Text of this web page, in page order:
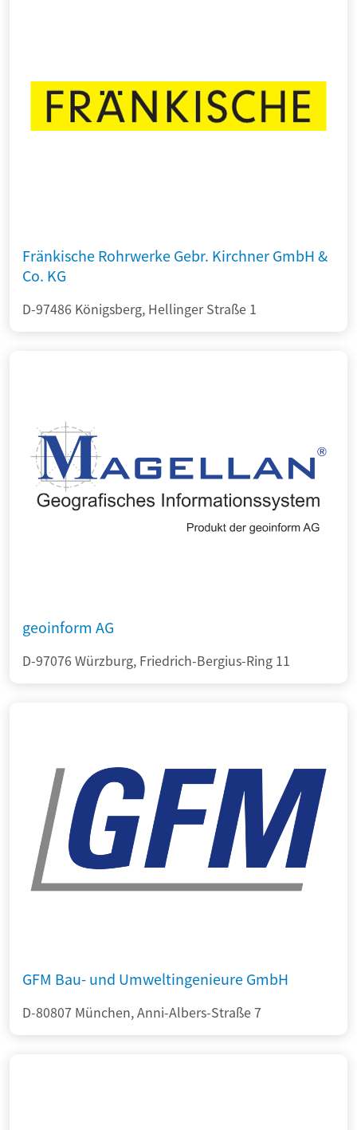
Fränkische Rohrwerke Gebr. Kirchner GmbH &
Co. KG
D-97486 Königsberg, Hellinger Straße 1
geoinform AG
D-97076 Würzburg, Friedrich-Bergius-Ring 11
GFM Bau- und Umweltingenieure GmbH
D-80807 München, Anni-Albers-Straße 7